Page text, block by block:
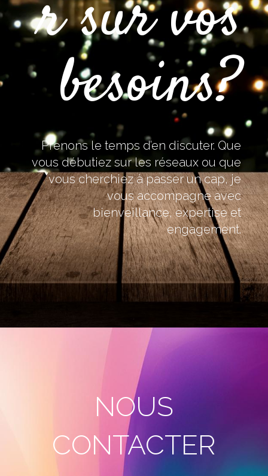
r sur vos
besoins?
Prenons le temps d’en discuter. Que
vous débutiez sur les réseaux ou que
vous cherchiez à passer un cap, je
vous accompagne avec
bienveillance, expertise et
engagement.
NOUS
CONTACTER